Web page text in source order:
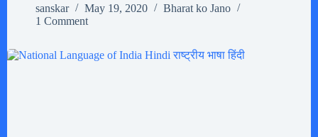
sanskar
May 19, 2020
Bharat ko Jano
1 Comment